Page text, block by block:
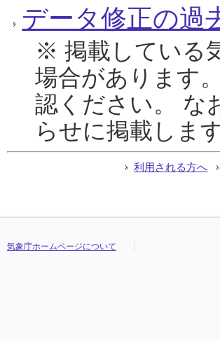
データ修正の過
※ 掲載している
場合があります
認ください。 な
らせに掲載します
利用される方へ
気象庁ホームページについて